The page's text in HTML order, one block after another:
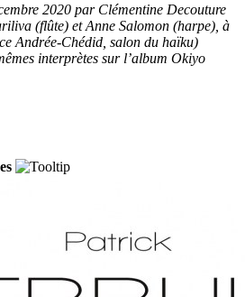
2020 par Clémentine Decouture
(flûte) et Anne Salomon (harpe), à
Andrée-Chédid, salon du haïku)
interprètes sur l’album Okiyo